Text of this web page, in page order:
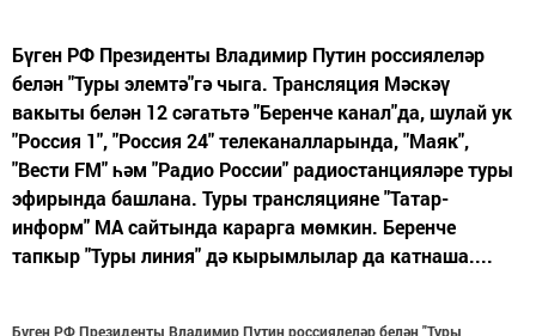
Бүген РФ Президенты Владимир Путин россиялеләр
белән "Туры элемтә"гә чыга. Трансляция Мәскәү
вакыты белән 12 сәгатьтә "Беренче канал"да, шулай ук
"Россия 1", "Россия 24" телеканалларында, "Маяк",
"Вести FM" һәм "Радио России" радиостанцияләре туры
эфирында башлана. Туры трансляцияне "Татар-
информ" МА сайтында карарга мөмкин. Беренче
тапкыр "Туры линия" дә кырымлылар да катнаша....
Бүген РФ Президенты Владимир Путин россиялеләр белән "Туры